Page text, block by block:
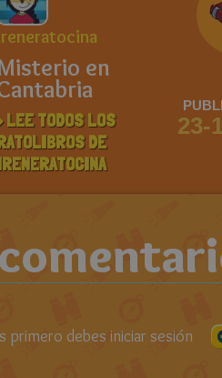
en
LEE TODOS LOS
DE
23-
primero debes iniciar sesión